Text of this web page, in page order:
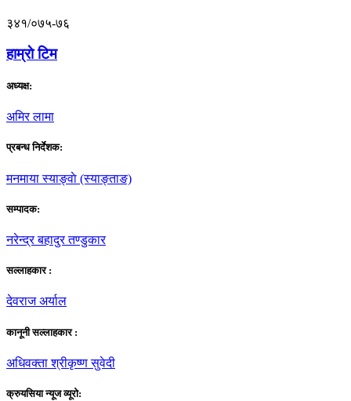
३४१/०७५-७६
हाम्राे टिम
अध्यक्ष:
अमिर लामा
प्रबन्ध निर्देशक:
मनमाया स्याङ्वाे (स्याङ्ताङ)
सम्पादक:
नरेन्द्र बहादुर तण्डुकार
सल्लाहकार :
देवराज अर्याल
कानूनी सल्लाहकार :
अधिवक्ता श्रीकृष्ण सुवेदी
क्रुयसिया न्यूज व्यूराे: